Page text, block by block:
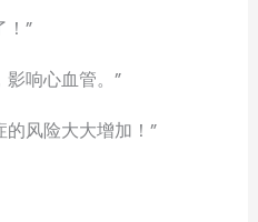
！”
影响心血管。”
风险大大增加！”